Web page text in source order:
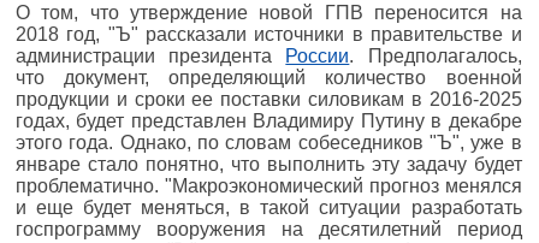
О том, что утверждение новой ГПВ переносится на
2018 год, "Ъ" рассказали источники в правительстве и
администрации президента России. Предполагалось,
что документ, определяющий количество военной
продукции и сроки ее поставки силовикам в 2016-2025
годах, будет представлен Владимиру Путину в декабре
этого года. Однако, по словам собеседников "Ъ", уже в
январе стало понятно, что выполнить эту задачу будет
проблематично. "Макроэкономический прогноз менялся
и еще будет меняться, в такой ситуации разработать
госпрограмму вооружения на десятилетний период